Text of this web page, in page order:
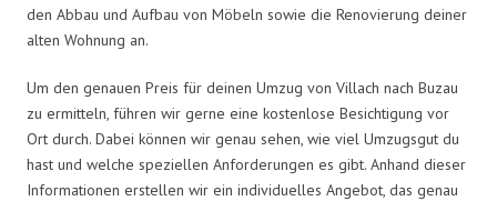
den Abbau und Aufbau von Möbeln sowie die Renovierung deiner
alten Wohnung an.
Um den genauen Preis für deinen Umzug von Villach nach Buzau
zu ermitteln, führen wir gerne eine kostenlose Besichtigung vor
Ort durch. Dabei können wir genau sehen, wie viel Umzugsgut du
hast und welche speziellen Anforderungen es gibt. Anhand dieser
Informationen erstellen wir ein individuelles Angebot, das genau